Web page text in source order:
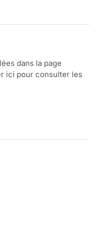
dans la page
ici pour consulter les